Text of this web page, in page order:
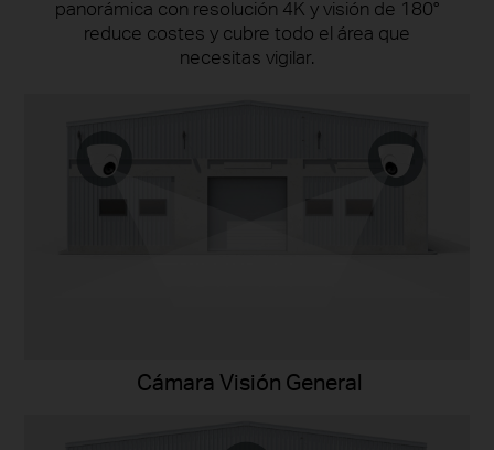
panorámica con resolución 4K y visión de 180°
reduce costes y cubre todo el área que
necesitas vigilar.
Cámara Visión General